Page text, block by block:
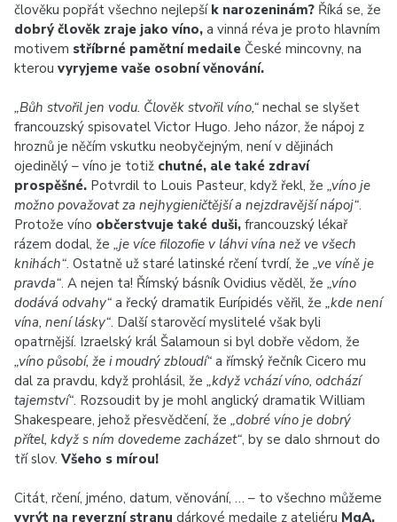
člověku popřát všechno nejlepší k narozeninám? Říká se, že
dobrý člověk zraje jako víno, a vinná réva je proto hlavním
motivem stříbrné pamětní medaile České mincovny, na
kterou vyryjeme vaše osobní věnování.
„Bůh stvořil jen vodu. Člověk stvořil víno,“ nechal se slyšet
francouzský spisovatel Victor Hugo. Jeho názor, že nápoj z
hroznů je něčím vskutku neobyčejným, není v dějinách
ojedinělý – víno je totiž chutné, ale také zdraví
prospěšné. Potvrdil to Louis Pasteur, když řekl, že „víno je
možno považovat za nejhygieničtější a nejzdravější nápoj“.
Protože víno občerstvuje také duši, francouzský lékař
rázem dodal, že „je více filozofie v láhvi vína než ve všech
knihách“. Ostatně už staré latinské rčení tvrdí, že „ve víně je
pravda“. A nejen ta! Římský básník Ovidius věděl, že „víno
dodává odvahy“ a řecký dramatik Eurípidés věřil, že „kde není
vína, není lásky“. Další starověcí myslitelé však byli
opatrnější. Izraelský král Šalamoun si byl dobře vědom, že
„víno působí, že i moudrý zbloudí“ a římský řečník Cicero mu
dal za pravdu, když prohlásil, že „když vchází víno, odchází
tajemství“. Rozsoudit by je mohl anglický dramatik William
Shakespeare, jehož přesvědčení, že „dobré víno je dobrý
přítel, když s ním dovedeme zacházet“, by se dalo shrnout do
tří slov. Všeho s mírou!
Citát, rčení, jméno, datum, věnování, … – to všechno můžeme
vyrýt na reverzní stranu dárkové medaile z ateliéru MgA.